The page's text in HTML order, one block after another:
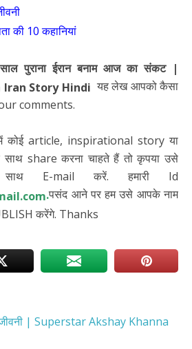
की 10 कहानियां
साल पुराना ईरान बनाम आज का संकट |
Iran Story Hindiयह लेख आपको कैसा
comments.
कोई article, inspirational story या
साथ share करना चाहते हैं तो कृपया उसे
E-mail करें. हमारी Id
.पसंद आने पर हम उसे आपके नाम
करेंगे. Thanks
जीवनी | Superstar Akshay Khanna